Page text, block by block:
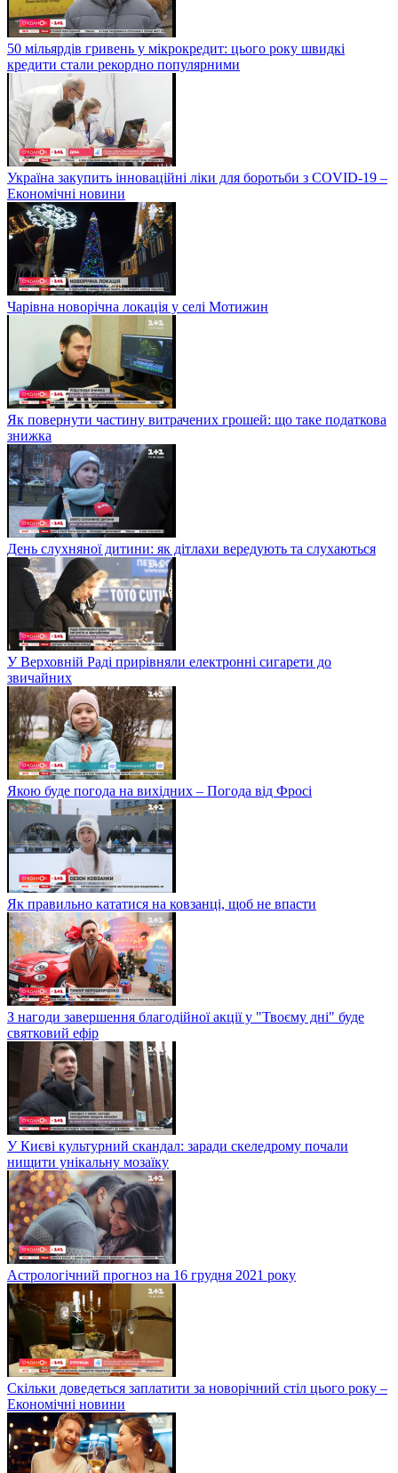
50 мільярдів гривень у мікрокредит: цього року швидкі
кредити стали рекордно популярними
Україна закупить інноваційні ліки для боротьби з COVID-19 –
Економічні новини
Чарівна новорічна локація у селі Мотижин
Як повернути частину витрачених грошей: що таке податкова
знижка
День слухняної дитини: як дітлахи вередують та слухаються
У Верховній Раді прирівняли електронні сигарети до
звичайних
Якою буде погода на вихідних – Погода від Фросі
Як правильно кататися на ковзанці, щоб не впасти
З нагоди завершення благодійної акції у "Твоєму дні" буде
святковий ефір
У Києві культурний скандал: заради скеледрому почали
нищити унікальну мозаїку
Астрологічний прогноз на 16 грудня 2021 року
Скільки доведеться заплатити за новорічний стіл цього року –
Економічні новини